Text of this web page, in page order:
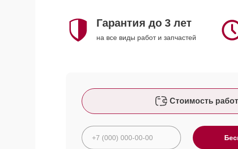
Гарантия до 3 лет
на все виды работ и запчастей
Стоимость работ